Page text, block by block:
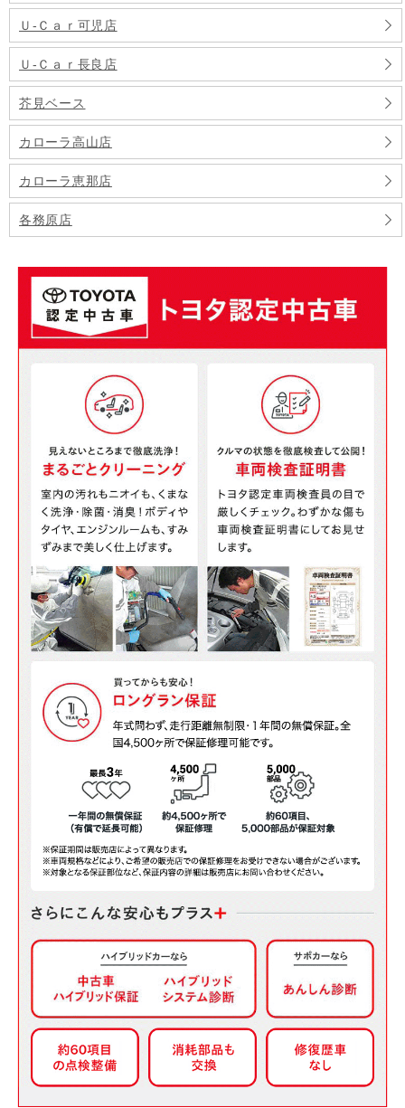
Ｕ‐Ｃａｒ可児店
Ｕ‐Ｃａｒ長良店
芥見ベース
カローラ高山店
カローラ恵那店
各務原店